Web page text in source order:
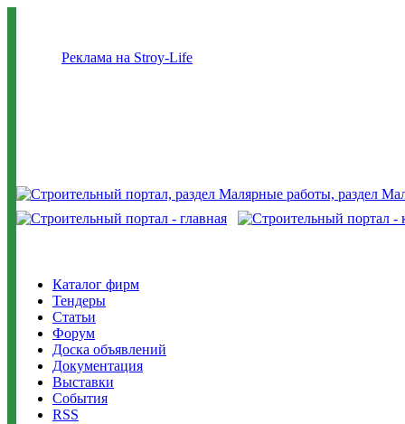
Реклама на Stroy-Life
Каталог фирм
Тендеры
Статьи
Форум
Доска объявлений
Документация
Выставки
События
RSS